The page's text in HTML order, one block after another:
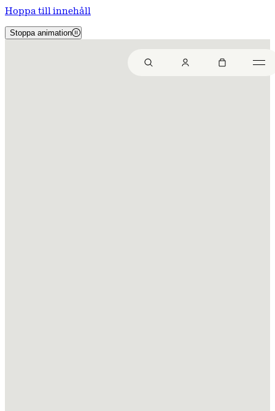
Hoppa till innehåll
Stoppa animation